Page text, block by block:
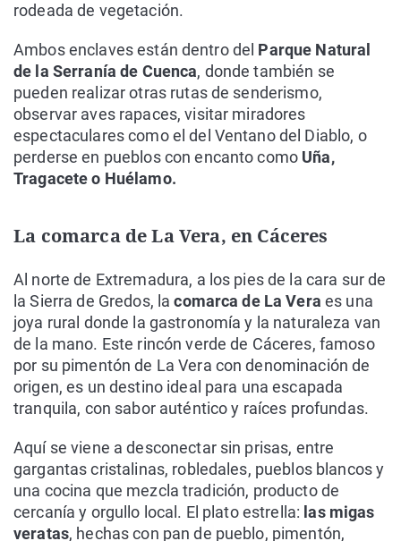
rodeada de vegetación.
Ambos enclaves están dentro del Parque Natural
de la Serranía de Cuenca, donde también se
pueden realizar otras rutas de senderismo,
observar aves rapaces, visitar miradores
espectaculares como el del Ventano del Diablo, o
perderse en pueblos con encanto como Uña,
Tragacete o Huélamo.
La comarca de La Vera, en Cáceres
Al norte de Extremadura, a los pies de la cara sur de
la Sierra de Gredos, lacomarca de La Veraes una
joya rural donde la gastronomía y la naturaleza van
de la mano. Este rincón verde de Cáceres, famoso
por su pimentón de La Vera con denominación de
origen, es un destino ideal para una escapada
tranquila, con sabor auténtico y raíces profundas.
Aquí se viene a desconectar sin prisas, entre
gargantas cristalinas, robledales, pueblos blancos y
una cocina que mezcla tradición, producto de
cercanía y orgullo local. El plato estrella: las migas
veratas, hechas con pan de pueblo, pimentón,